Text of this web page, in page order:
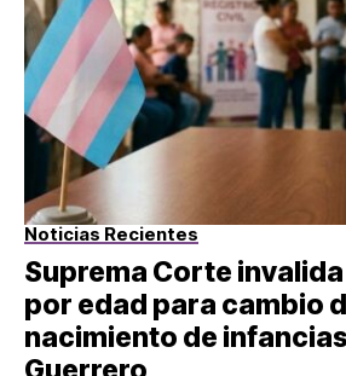
Noticias Recientes
Suprema Corte
por edad para cambio
nacimiento de